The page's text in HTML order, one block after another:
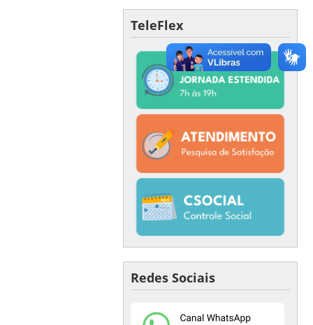
TeleFlex
Redes Sociais